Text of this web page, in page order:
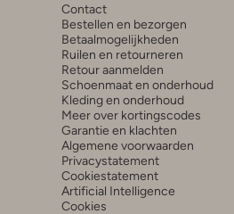
Contact
Bestellen en bezorgen
Betaalmogelijkheden
Ruilen en retourneren
Retour aanmelden
Schoenmaat en onderhoud
Kleding en onderhoud
Meer over kortingscodes
Garantie en klachten
Algemene voorwaarden
Privacystatement
Cookiestatement
Artificial Intelligence
Cookies